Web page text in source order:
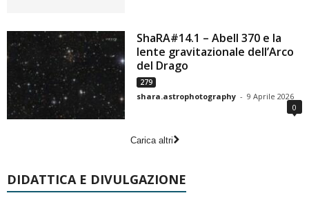
ShaRA#14.1 – Abell 370 e la
lente gravitazionale dell’Arco
del Drago
279
shara.astrophotography - 9 Aprile 2026
0
Carica altri
DIDATTICA E DIVULGAZIONE